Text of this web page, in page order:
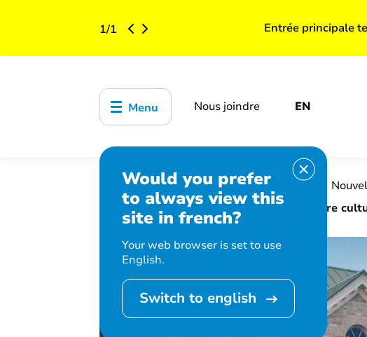
1/1 Entrée principale
Menu Nous joindre EN
Would you prefer
to always view this
site in french?
Your web browser is set to use
English.
Switch to english
Accueil Organisation municipale
lié aux événements présentés par le Centre